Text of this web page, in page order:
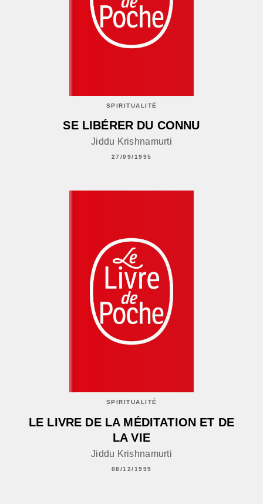
SPIRITUALITÉ
SE LIBÉRER DU CONNU
Jiddu Krishnamurti
27/09/1995
SPIRITUALITÉ
LE LIVRE DE LA MÉDITATION ET DE
LA VIE
Jiddu Krishnamurti
08/12/1999